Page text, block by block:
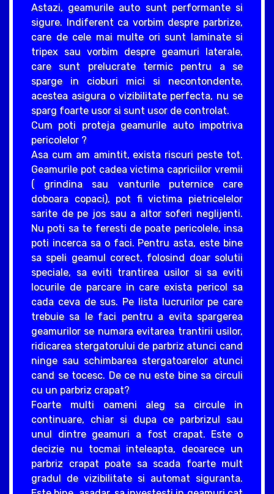
Astazi, geamurile auto sunt performante si
sigure. Indiferent ca vorbim despre parbrize,
care de cele mai multe ori sunt laminate si
tripex sau vorbim despre geamuri laterale,
care sunt prelucrate termic pentru a se
sparge in cioburi mici si necontondente,
acestea asigura o vizibilitate perfecta, nu se
sparg foarte usor si sunt usor de controlat.
Cum poti proteja geamurile auto impotriva
pericolelor ?
Asa cum am amintit, exista riscuri peste tot.
Geamurile pot cadea victima capriciilor vremii
( grindina sau vanturile puternice care
doboara copaci), pot fi victima pietricelelor
sarite de pe jos sau a altor soferi neglijenti.
Nu poti sa te feresti de poate pericolele, insa
poti incerca sa o faci. Pentru asta, este bine
sa speli geamul corect, folosind doar solutii
speciale, sa eviti trantirea usilor si sa eviti
locurile de parcare in care exista pericol sa
cada ceva de sus. Pe lista lucrurilor pe care
trebuie sa le faci pentru a evita spargerea
geamurilor se numara evitarea trantirii usilor,
ridicarea stergatorului de parbriz atunci cand
ninge sau schimbarea stergatoarelor atunci
cand se tocesc. De ce nu este bine sa circuli
cu un parbriz crapat?
Foarte multi oameni aleg sa circule in
continuare, chiar si dupa ce parbrizul sau
unul dintre geamuri a fost crapat. Este o
decizie nu tocmai inteleapta, deoarece un
parbriz crapat poate sa scada foarte mult
gradul de vizibilitate si automat siguranta.